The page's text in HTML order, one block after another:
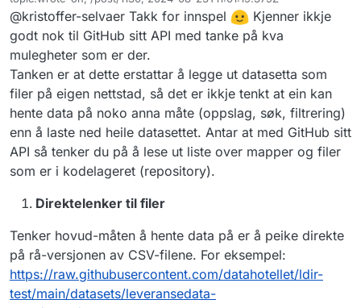
ikke dette helt frem å gjøre det på den måten
og ikke helt ideelt på samme måten som et
åpent API med mer direkte adresser etc. Jeg
hadde et par spørsmål og innspill i den
forbindelse, nå er det jo litt tidlig i testingen
og sånt så ikke sikkert dere har alle svarene
og tanker enda
enklere måte enn ved å bruke GitHubs
API
Dersom valget faller på GitHub er det
er på en fast "path" slik at det blir litt
enklere å sette opp den automatiserte
hentingen uten å måtte forholde seg til
endringer i mappestruktur etc.
Siden dette er CSV filer, så kan man
bruke versjoneringen til å lage
"releases" av ny data, som også gjør det
lete seg tilbake i historikk osv. For å
man kan ha en utgivelser for f.eks.
«Melk» som da kan være 2024, 2025
osv.
Henger litt sammen med punkt 1 at man
har en fast "path" for dataen og, da kan
Sist endret av
@kristoffer-selvaer Takk for innspel
Kjenner ikkje
godt nok til GitHub sitt API med tanke på kva
mulegheter som er der.
Tanken er at dette erstattar å legge ut datasetta som
filer på eigen nettstad, så det er ikkje tenkt at ein kan
hente data på noko anna måte (oppslag, søk, filtrering)
enn å laste ned heile datasettet. Antar at med GitHub sitt
API så tenker du på å lese ut liste over mapper og filer
som er i kodelageret (repository).
Direktelenker til filer
Tenker hovud-måten å hente data på er å peike direkte
på rå-versjonen av CSV-filene. For eksempel:
https://raw.githubusercontent.com/datahotellet/ldir-
test/main/datasets/leveransedata-